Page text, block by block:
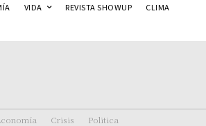
VIDA REVISTA SHOWUP CLIMA
Crisis Politica